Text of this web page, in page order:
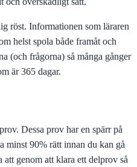
röst. Informationen som läraren
helst spola både framåt och
(och frågorna) så många gånger
är 365 dagar.
Dessa prov har en spärr på
minst 90% rätt innan du kan gå
genom att klara ett delprov så